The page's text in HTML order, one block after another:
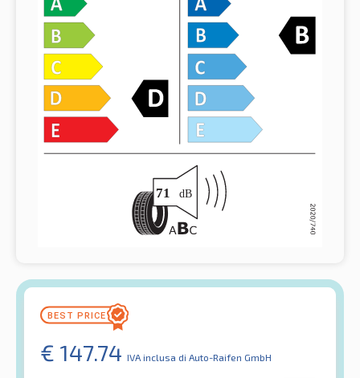
€ 147.74 IVA inclusa di Auto-Raifen GmbH